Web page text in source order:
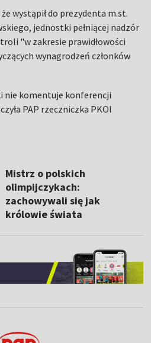
wystąpił do prezydenta m.st.
jednostki pełniącej nadzór
"w zakresie prawidłowości
wynagrodzeń członków
komentuje konferencji
PAP rzeczniczka PKOl
Mistrz o polskich
olimpijczykach:
zachowywali się jak
królowie świata